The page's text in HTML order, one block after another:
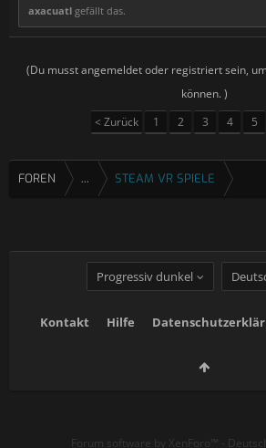
axacuatl gefällt das.
(Du musst angemeldet oder registriert sein,
können. )
< Zurück
1 2 3 4 5
FOREN ... STEAM VR SPIELE
Progressiv dunkel
Kontakt Hilfe
Forum software by XenForo™ -